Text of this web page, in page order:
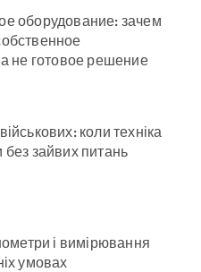
оборудование: зачем
не готовое решение
коли техніка
зайвих питань
і вимірювання
умовах